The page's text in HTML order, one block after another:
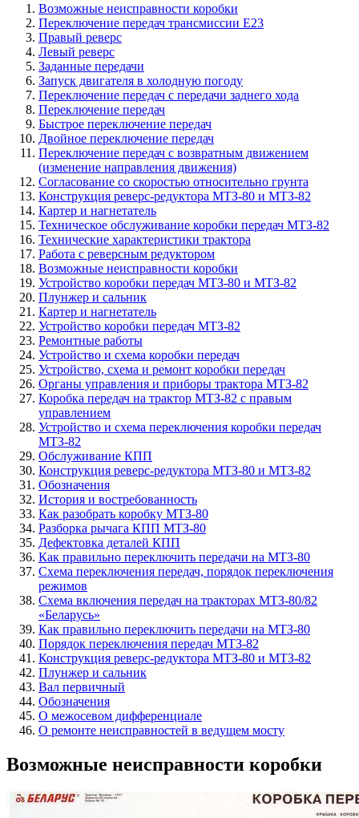
Возможные неисправности коробки
Переключение передач трансмиссии E23
Правый реверс
Левый реверс
Заданные передачи
Запуск двигателя в холодную погоду
Переключение передач с передачи заднего хода
Переключение передач
Быстрое переключение передач
Двойное переключение передач
Переключение передач с возвратным движением
(изменение направления движения)
Согласование со скоростью относительно грунта
Конструкция реверс-редуктора МТЗ-80 и МТЗ-82
Картер и нагнетатель
Техническое обслуживание коробки передач МТЗ-82
Технические характеристики трактора
Работа с реверсным редуктором
Возможные неисправности коробки
Устройство коробки передач МТЗ-80 и МТЗ-82
Плунжер и сальник
Картер и нагнетатель
Устройство коробки передач МТЗ-82
Ремонтные работы
Устройство и схема коробки передач
Устройство, схема и ремонт коробки передач
Органы управления и приборы трактора МТЗ-82
Коробка передач на трактор МТЗ-82 с правым
управлением
Устройство и схема переключения коробки передач
МТЗ-82
Обслуживание КПП
Конструкция реверс-редуктора МТЗ-80 и МТЗ-82
Обозначения
История и востребованность
Как разобрать коробку МТЗ-80
Разборка рычага КПП МТЗ-80
Дефектовка деталей КПП
Как правильно переключить передачи на МТЗ-80
Схема переключения передач, порядок переключения
режимов
Схема включения передач на тракторах МТЗ-80/82
«Беларусь»
Как правильно переключить передачи на МТЗ-80
Порядок переключения передач МТЗ-82
Конструкция реверс-редуктора МТЗ-80 и МТЗ-82
Плунжер и сальник
Вал первичный
Обозначения
О межосевом дифференциале
О ремонте неисправностей в ведущем мосту
Возможные неисправности коробки